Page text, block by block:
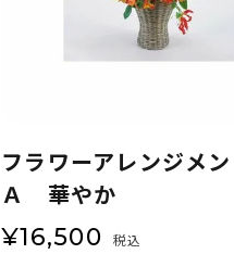
フラワーアレンジメン
Ａ 華やか
¥16,500 税込